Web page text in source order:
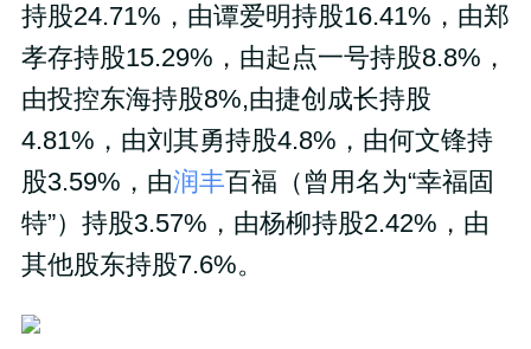
持股24.71%，由谭爱明持股16.41%，由郑
孝存持股15.29%，由起点一号持股8.8%，
由投控东海持股8%,由捷创成长持股
4.81%，由刘其勇持股4.8%，由何文锋持
股3.59%，由润丰百福（曾用名为“幸福固
特”）持股3.57%，由杨柳持股2.42%，由
其他股东持股7.6%。